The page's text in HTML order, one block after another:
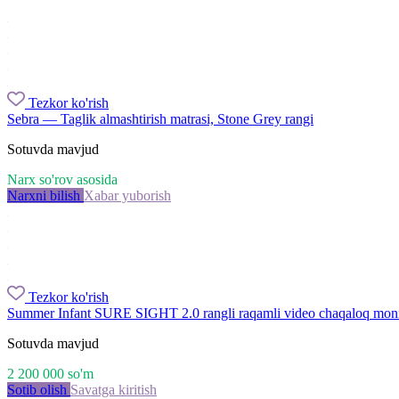
Tezkor ko'rish
Sebra — Taglik almashtirish matrasi, Stone Grey rangi
Sotuvda mavjud
Narx so'rov asosida
Narxni bilish Xabar yuborish
Tezkor ko'rish
Summer Infant SURE SIGHT 2.0 rangli raqamli video chaqaloq
Sotuvda mavjud
2 200 000 so'm
Sotib olish Savatga kiritish